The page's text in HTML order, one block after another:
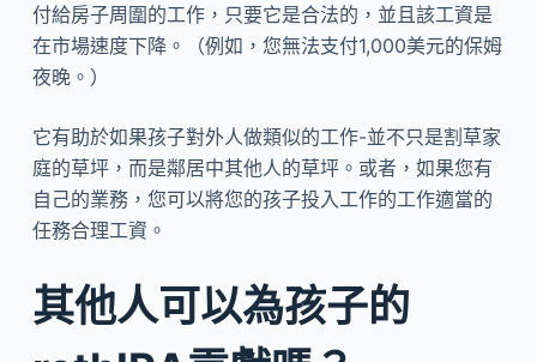
付給房子周圍的工作，只要它是合法的，並且該工資是
在市場速度下降。（例如，您無法支付1,000美元的保姆
夜晚。）
它有助於如果孩子對外人做類似的工作-並不只是割草家
庭的草坪，而是鄰居中其他人的草坪。或者，如果您有
自己的業務，您可以將您的孩子投入工作的工作適當的
任務合理工資。
其他人可以為孩子的